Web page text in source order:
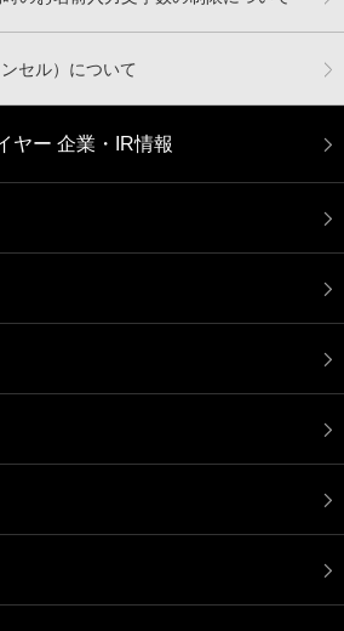
セル）について
ヤー 企業・IR情報